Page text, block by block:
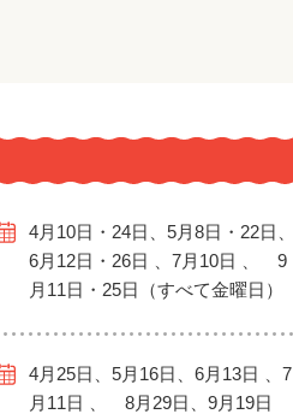
4月10日・24日、5月8日・22日、
6月12日・26日 、7月10日 、 9
月11日・25日（すべて金曜日）
4月25日、5月16日、6月13日 、7
月11日 、 8月29日、9月19日